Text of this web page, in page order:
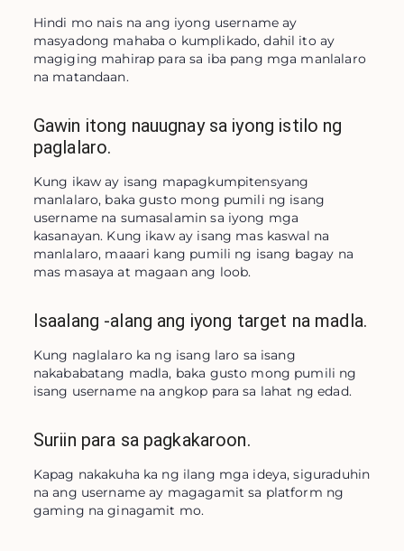
Hindi mo nais na ang iyong username ay
masyadong mahaba o kumplikado, dahil ito ay
magiging mahirap para sa iba pang mga manlalaro
na matandaan.
Gawin itong nauugnay sa iyong istilo ng
paglalaro.
Kung ikaw ay isang mapagkumpitensyang
manlalaro, baka gusto mong pumili ng isang
username na sumasalamin sa iyong mga
kasanayan. Kung ikaw ay isang mas kaswal na
manlalaro, maaari kang pumili ng isang bagay na
mas masaya at magaan ang loob.
Isaalang -alang ang iyong target na madla.
Kung naglalaro ka ng isang laro sa isang
nakababatang madla, baka gusto mong pumili ng
isang username na angkop para sa lahat ng edad.
Suriin para sa pagkakaroon.
Kapag nakakuha ka ng ilang mga ideya, siguraduhin
na ang username ay magagamit sa platform ng
gaming na ginagamit mo.